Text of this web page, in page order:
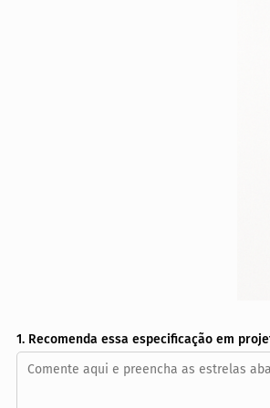
1. Recomenda essa especificação em